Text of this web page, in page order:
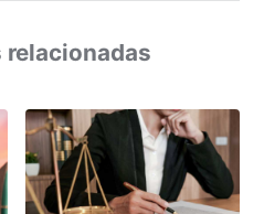
relacionadas